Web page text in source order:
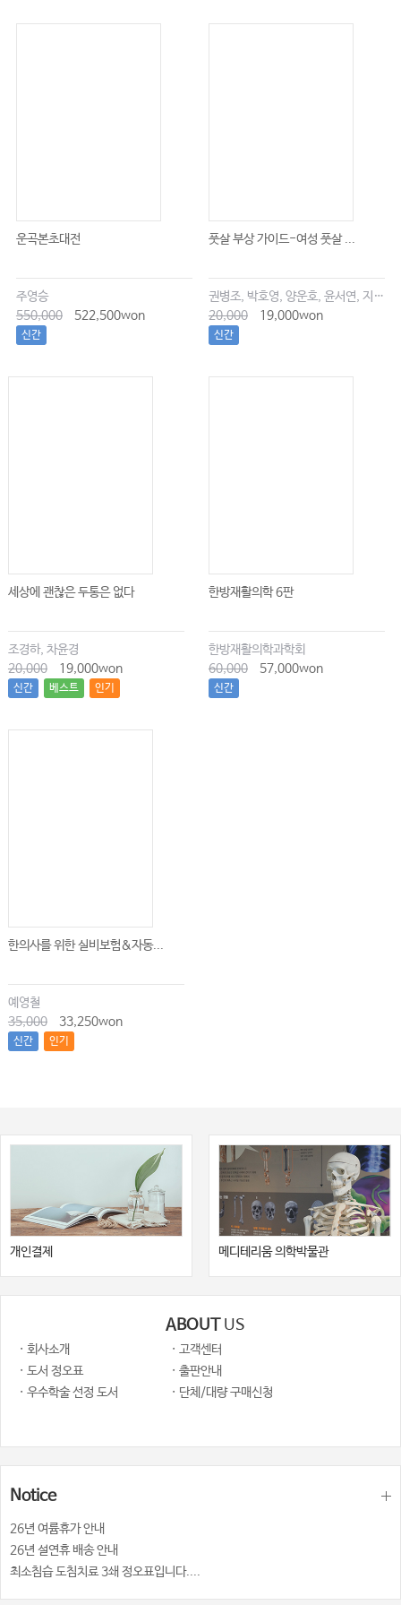
운곡본초대전
주영승
550,000
522,500won
신간
풋살 부상 가이드-여성 풋살 ...
권병조, 박호영, 양운호, 윤서연, 지현우
20,000
19,000won
신간
세상에 괜찮은 두통은 없다
조경하, 차윤경
20,000
19,000won
신간 베스트 인기
한방재활의학 6판
한방재활의학과학회
60,000
57,000won
신간
한의사를 위한 실비보험&자동...
예영철
35,000
33,250won
신간 인기
개인결제 메디테리움 의학박물관
ABOUT US
· 회사소개
· 고객센터
· 도서 정오표
· 출판안내
· 우수학술 선정 도서
· 단체/대량 구매신청
Notice
26년 여륨휴가 안내
26년 설연휴 배송 안내
최소침습 도침치료 3쇄 정오표입니다....